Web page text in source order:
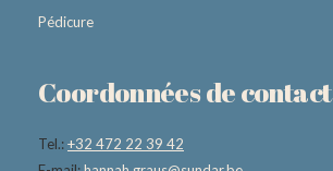
Pédicure
Coordonnées de contact
Tel.:+32 472 22 39 42